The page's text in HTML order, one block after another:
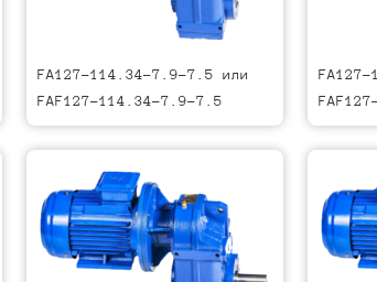
FA127-114.34-7.9-7.5 или
FAF127-114.34-7.9-7.5